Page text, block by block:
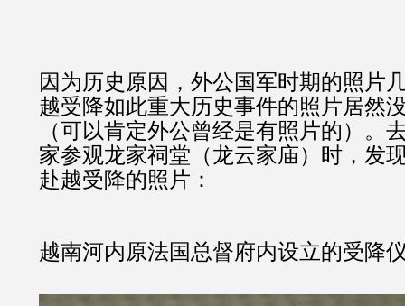
因为历史原因，外公国军时期的照片
越受降如此重大历史事件的照片居然
（可以肯定外公曾经是有照片的）。
家参观龙家祠堂（龙云家庙）时，发
赴越受降的照片：
越南河内原法国总督府内设立的受降